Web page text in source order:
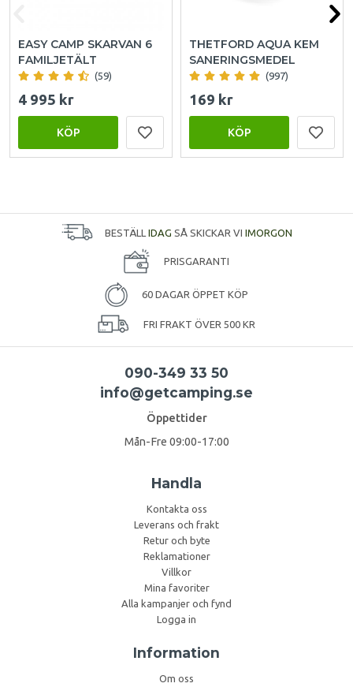
EASY CAMP SKARVAN 6
FAMILJETÄLT
(59)
4 995 kr
KÖP
THETFORD AQUA KEM
SANERINGSMEDEL
(997)
169 kr
KÖP
BESTÄLL IDAG SÅ SKICKAR VI IMORGON
PRISGARANTI
60 DAGAR ÖPPET KÖP
FRI FRAKT ÖVER 500 KR
090-349 33 50
info@getcamping.se
Öppettider
Mån-Fre 09:00-17:00
Handla
Kontakta oss
Leverans och frakt
Retur och byte
Reklamationer
Villkor
Mina favoriter
Alla kampanjer och fynd
Logga in
Information
Om oss